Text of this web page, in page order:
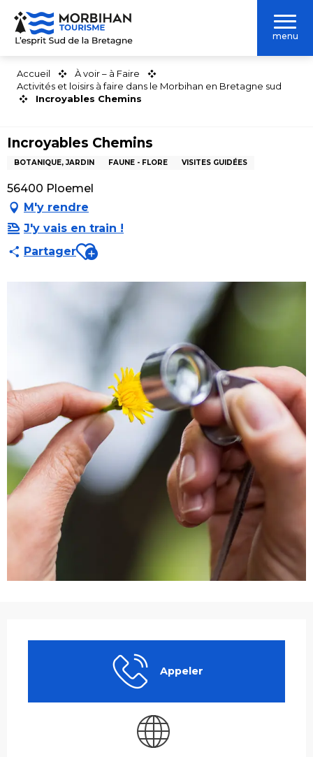
Aller
contenu
menu
Accueil
À voir – à Faire
Activités et loisirs à faire dans le Morbihan en Bretagne sud
Incroyables Chemins
Incroyables Chemins
BOTANIQUE, JARDIN FAUNE - FLORE VISITES GUIDÉES
56400 Ploemel
M'y rendre
J'y vais en train !
PartagerAjouter aux favoris
Appeler